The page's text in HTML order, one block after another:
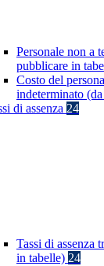
Personale non a
pubblicare in
Costo del
indeterminato
di assenza 24
Tassi di assenza
in tabelle) 24